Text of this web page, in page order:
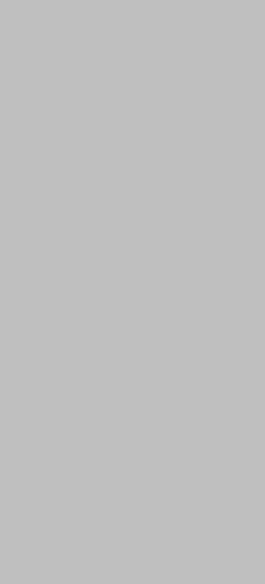
LATTE
shop per una pausa caffè
come un intramontabile nel…